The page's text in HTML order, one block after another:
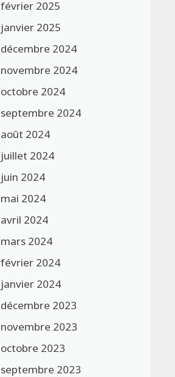
février 2025
janvier 2025
décembre 2024
novembre 2024
octobre 2024
septembre 2024
août 2024
juillet 2024
juin 2024
mai 2024
avril 2024
mars 2024
février 2024
janvier 2024
décembre 2023
novembre 2023
octobre 2023
septembre 2023